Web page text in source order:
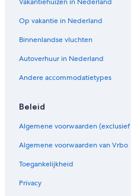
o
d
,
y
t
y
B
y
Op vakantie in Nederland
Binnenlandse vluchten
Autoverhuur in Nederland
Andere accommodatietypes
Beleid
Algemene voorwaarden
Algemene voorwaarden van Vrbo
Toegankelijkheid
Privacy